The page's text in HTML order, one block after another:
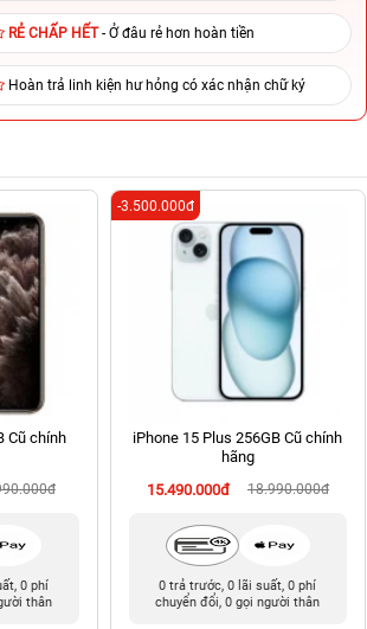
RẺ CHẤP HẾT- Ở đâu rẻ hơn hoàn tiền
Hoàn trả linh kiện hư hỏng có xác nhận chữ ký
Cũ chính
0 phí
thân
iPhone 15 Plus 256GB Cũ chính
hãng
15.490.000đ
18.990.000đ
-3.500.000đ
0 trả trước, 0 lãi suất, 0 phí
chuyển đổi, 0 gọi người thân